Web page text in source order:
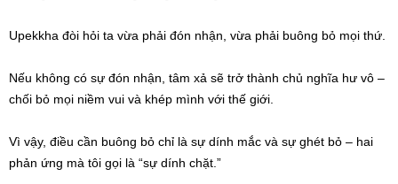
Upekkha đòi hỏi ta vừa phải đón nhận, vừa phải buông bỏ mọi thứ.
Nếu không có sự đón nhận, tâm xả sẽ trở thành chủ nghĩa hư vô –
chối bỏ mọi niềm vui và khép mình với thế giới.
Vì vậy, điều cần buông bỏ chỉ là sự dính mắc và sự ghét bỏ – hai
phản ứng mà tôi gọi là “sự dính chặt.”